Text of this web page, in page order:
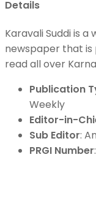
Details
Karavali Suddi is
newspaper that is
read all over
Publication
Weekly
Editor-in-
Sub Editor:
PRGI Number